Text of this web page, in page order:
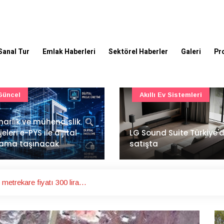
Tur Emlak Haberleri Sektörel Haberler Galeri
Suite Türkiye'de
Ev Sistemleri
İstanbul Havalimanı'nın
ana pistinde sona doğru
Ulaşım
metrekare fiyatı 300 lira…